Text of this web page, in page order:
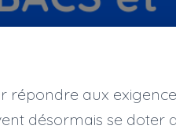
répondre aux
désormais se doter